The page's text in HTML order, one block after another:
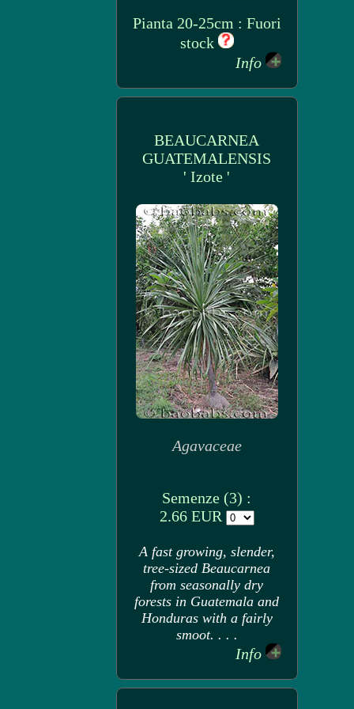
Pianta 20-25cm : Fuori
stock
Info
BEAUCARNEA
GUATEMALENSIS
' Izote '
Agavaceae
Semenze (3) :
2.66 EUR
A fast growing, slender,
tree-sized Beaucarnea
from seasonally dry
forests in Guatemala and
Honduras with a fairly
smoot. . . .
Info